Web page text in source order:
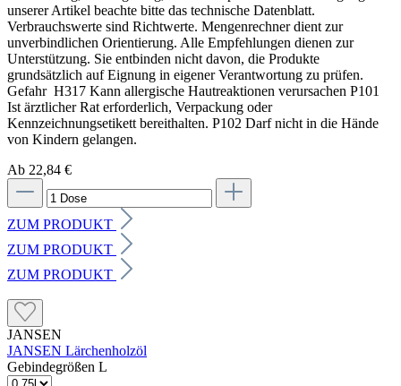
unserer Artikel beachte bitte das technische Datenblatt.
Verbrauchswerte sind Richtwerte. Mengenrechner dient zur
unverbindlichen Orientierung. Alle Empfehlungen dienen zur
Unterstützung. Sie entbinden nicht davon, die Produkte
grundsätzlich auf Eignung in eigener Verantwortung zu prüfen.
Gefahr H317 Kann allergische Hautreaktionen verursachen P101
Ist ärztlicher Rat erforderlich, Verpackung oder
Kennzeichnungsetikett bereithalten. P102 Darf nicht in die Hände
von Kindern gelangen.
Ab 22,84 €
ZUM PRODUKT
ZUM PRODUKT
ZUM PRODUKT
JANSEN
JANSEN Lärchenholzöl
Gebindegrößen L